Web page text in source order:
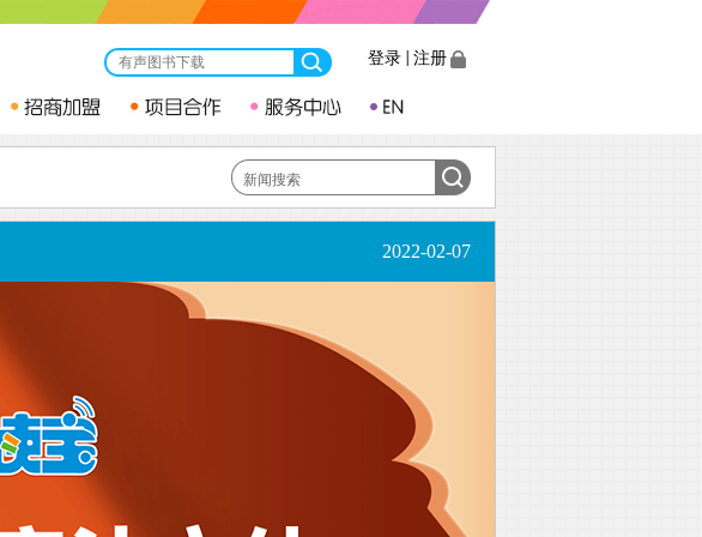
登录 注册
2022-02-07